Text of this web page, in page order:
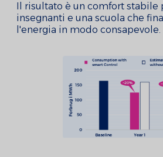
Il risultato è un comfort stabile
insegnanti e una scuola che
l'energia in modo consapevole.